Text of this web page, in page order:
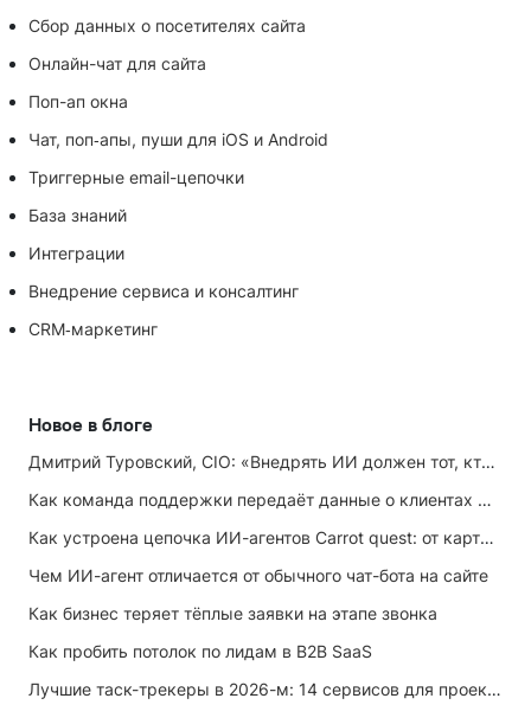
Сбор данных о посетителях сайта
Онлайн-чат для сайта
Поп-ап окна
Чат, поп‑апы, пуши для iOS и Android
Триггерные email-цепочки
База знаний
Интеграции
Внедрение сервиса и консалтинг
CRM‑маркетинг
Новое в блоге
Дмитрий Туровский, CIO: «Внедрять ИИ должен тот, кто ИИ не любит»
Как команда поддержки передаёт данные о клиентах маркетингу
Как устроена цепочка ИИ-агентов Carrot quest: от карточки лида до записи на встречу
Чем ИИ-агент отличается от обычного чат-бота на сайте
Как бизнес теряет тёплые заявки на этапе звонка
Как пробить потолок по лидам в B2B SaaS
Лучшие таск-трекеры в 2026-м: 14 сервисов для проектов и личных задач